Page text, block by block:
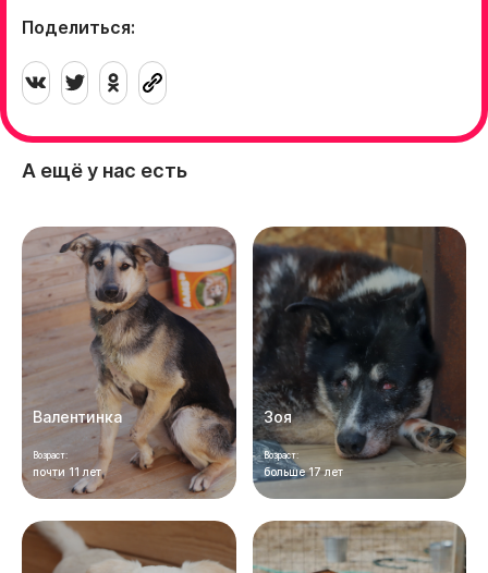
Поделиться:
А ещё у нас есть
Валентинка
Возраст:
почти 11 лет
Зоя
Возраст:
больше 17 лет